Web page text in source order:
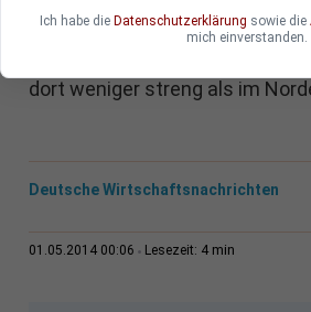
erwartet die Europäische
die Banken im Süden Europas
dort weniger streng als im
Deutsche Wirtschaftsnachrichten
01.05.2014 00:06 Lesezeit: 4 min
Ich habe die Datenschutzerklärung sowie die
mich einverstanden.